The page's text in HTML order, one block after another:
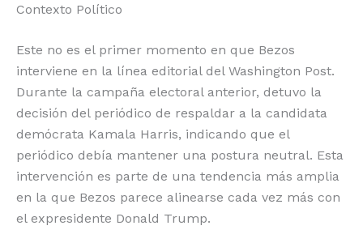
Contexto Político
Este no es el primer momento en que Bezos
interviene en la línea editorial del Washington Post.
Durante la campaña electoral anterior, detuvo la
decisión del periódico de respaldar a la candidata
demócrata Kamala Harris, indicando que el
periódico debía mantener una postura neutral. Esta
intervención es parte de una tendencia más amplia
en la que Bezos parece alinearse cada vez más con
el expresidente Donald Trump.